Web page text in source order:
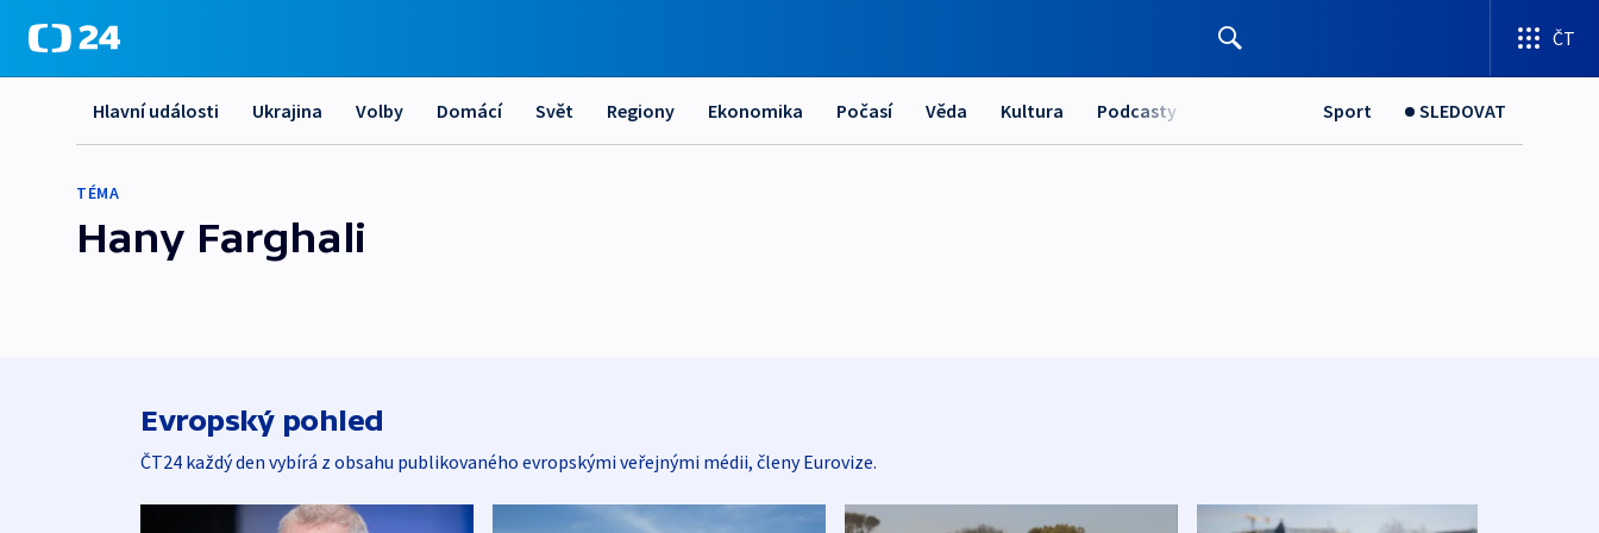
ČT
Hlavní události Ukrajina Volby Domácí Svět Regiony Ekonomika Počasí Věda Kultura Podcasty Sport SLEDOVAT
TÉMA
Hany Farghali
Evropský pohled
ČT24 každý den vybírá z obsahu publikovaného evropskými veřejnými médii, členy Eurovize.